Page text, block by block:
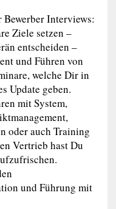
Bewerber Interviews:
Ziele setzen –
entscheiden –
und Führen von
welche Dir in
Update geben.
mit System,
oder auch Training
Vertrieb hast Du
und Führung mit